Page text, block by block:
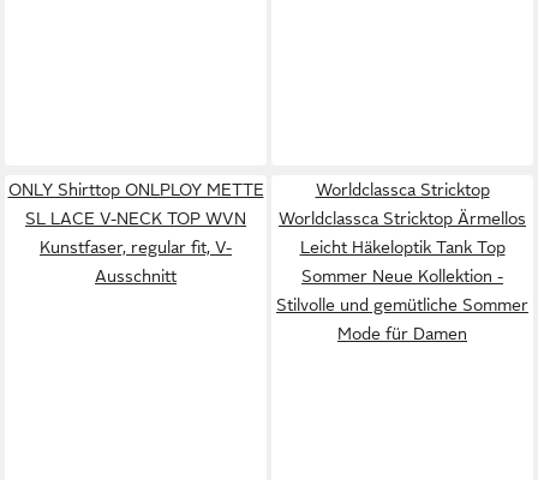
ONLY Shirttop ONLPLOY METTE
SL LACE V-NECK TOP WVN
Kunstfaser, regular fit, V-
Ausschnitt
Worldclassca Stricktop
Worldclassca Stricktop Ärmellos
Leicht Häkeloptik Tank Top
Sommer Neue Kollektion -
Stilvolle und gemütliche Sommer
Mode für Damen